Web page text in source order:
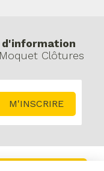
Clôtures